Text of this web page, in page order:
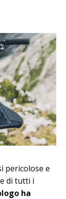
pericolose e
di tutti i
ha